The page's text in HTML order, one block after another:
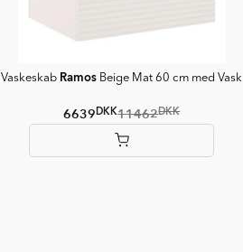
Vaskeskab Ramos Beige Mat 60 cm med Vask
6639DKK11462DKK